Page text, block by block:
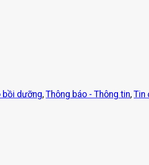
dưỡng, Thông báo - Thông tin, Tin